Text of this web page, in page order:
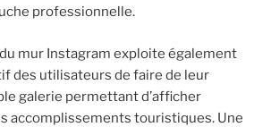
professionnelle.
mur Instagram exploite également
des utilisateurs de faire de leur
galerie permettant d’afficher
accomplissements touristiques. Une